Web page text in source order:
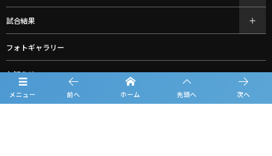
メニュー 前へ ホーム 先頭へ 次へ
試合結果
フォトギャラリー
お知らせ
ルーキーリーグ一覧